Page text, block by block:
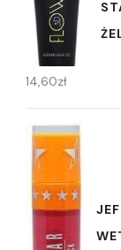
14,60zł